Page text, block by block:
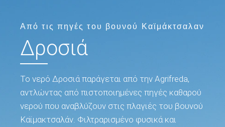
Από τις πηγές του βουνού Καϊμάκτσαλαν
Δροσιά
Το νερό Δροσιά παράγεται από την Agrifreda,
αντλώντας από πιστοποιημένες πηγές καθαρού
νερού που αναβλύζουν στις πλαγιές του βουνού
Καϊμακτσαλάν. Φιλτραρισμένο φυσικά και